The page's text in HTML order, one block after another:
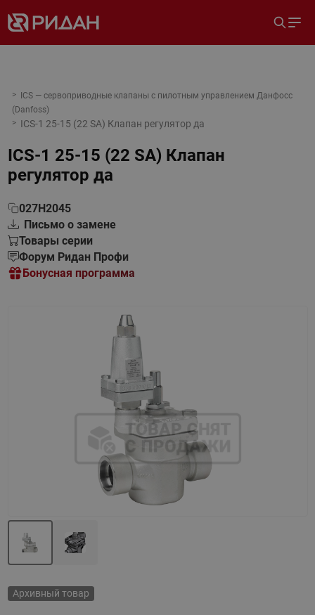
ICS — сервоприводные клапаны с пилотным управлением Данфосс
(Danfoss)
ICS-1 25-15 (22 SA) Клапан регулятор да
ICS-1 25-15 (22 SA) Клапан
регулятор да
027H2045
Письмо о замене
Товары серии
Форум Ридан Профи
Бонусная программа
Архивный товар